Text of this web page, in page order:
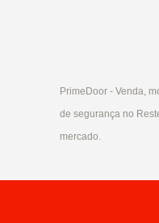
PrimeDoor - Venda,
de segurança no
mercado.